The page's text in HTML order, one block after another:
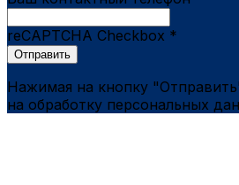
reCAPTCHA Checkbox *
Отправить
Нажимая на кнопку
на обработку персональных